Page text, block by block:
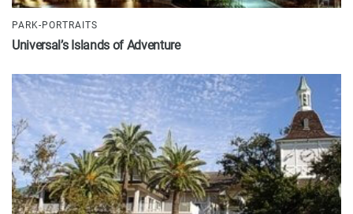
PARK-PORTRAITS
Universal’s Islands of Adventure